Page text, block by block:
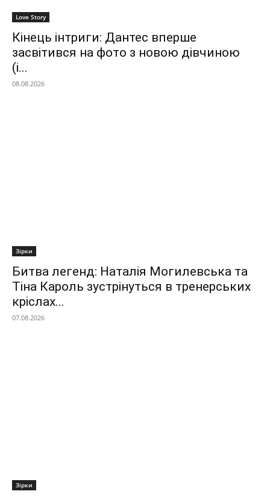
Love Story
Кінець інтриги: Дантес вперше
засвітився на фото з новою дівчиною
(і...
08.08.2026
Зірки
Битва легенд: Наталія Могилевська та
Тіна Кароль зустрінуться в тренерських
кріслах...
07.08.2026
Зірки